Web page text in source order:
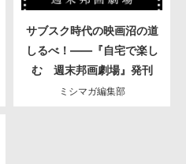
サブスク時代の映画沼の道
しるべ！――『自宅で楽し
む 週末邦画劇場』発刊
ミシマガ編集部